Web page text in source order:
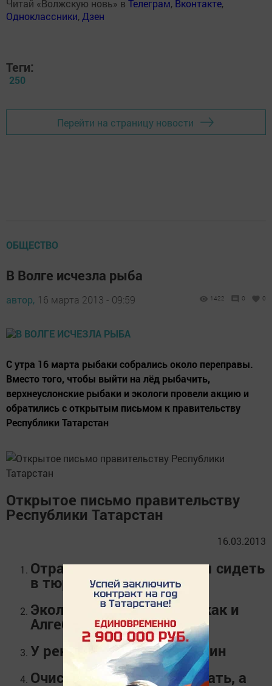
Читай «Волжскую новь» в Телеграм, Вконтакте,
Одноклассники,Дзен
Теги:
250
Перейти на страницу новости
ОБЩЕСТВО
В Волге исчезла рыба
автор, 16 марта 2013 - 09:59 1422 0 0
С утра 16 марта рыбаки собрались около переправы.
Вместо того, чтобы выйти на лёд рыбачить,
верхнеуслонские рыбаки и экологи провели акцию и
обратились с открытым письмом к правительству
Республики Татарстан
Открытое письмо правительству
Республики Татарстан
16.03.2013
Отравители реки должны сидеть
в тюрьме
Экология так же важна, как и
Алгебра
У реки должен быть хозяин
Очистные должны работать, а